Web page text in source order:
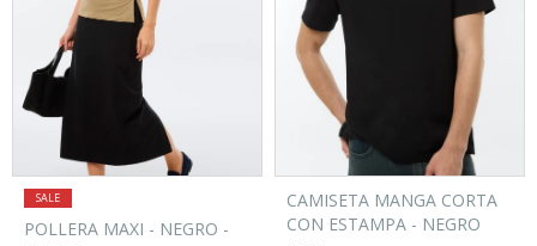
POLLERA MAXI - NEGRO -
CAMISETA MANGA CORTA
CON ESTAMPA - NEGRO